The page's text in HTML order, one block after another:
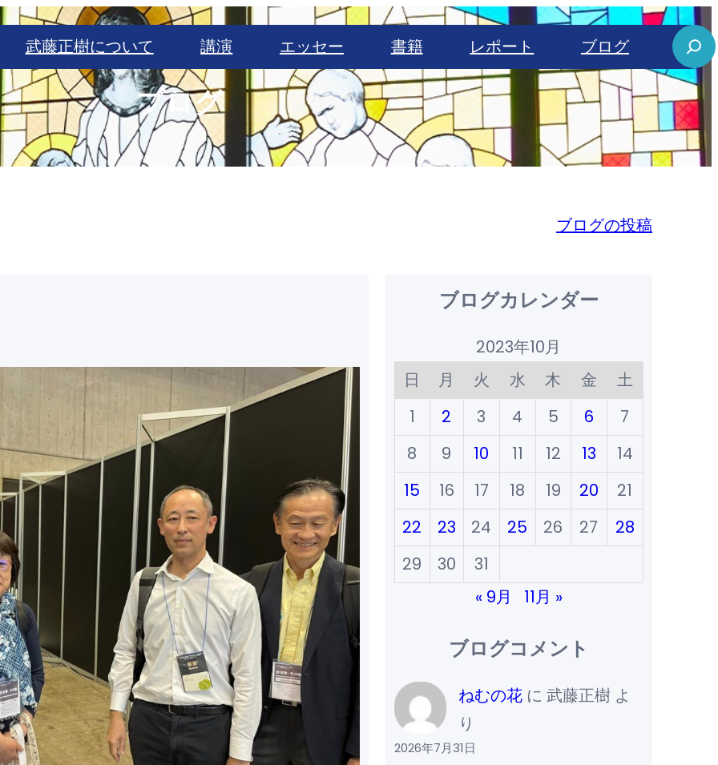
武藤正樹について 講演 エッセー 書籍 レポート ブログ
S
e
a
r
c
ブログ
ブログの投稿
ブログカレンダー
2023年10月
日
月 火 水 木 金
土
1
2 3 4 5 6
7
8
9 10 11 12 13
14
15
16 17 18 19 20
21
22
23 24 25 26 27
28
29
30
31
« 9月
11月 »
ブログコメント
ねむの花に 武藤正樹 よ
り
2026年7月31日